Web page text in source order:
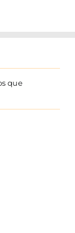
que